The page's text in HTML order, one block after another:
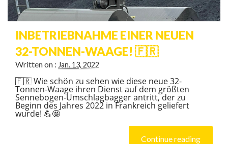
INBETRIEBNAHME EINER NEUEN
32-TONNEN-WAAGE! 🇫🇷
Written on : Jan. 13, 2022
🇫🇷 Wie schön zu sehen wie diese neue 32-
Tonnen-Waage ihren Dienst auf dem größten
Sennebogen-Umschlagbagger antritt, der zu
Beginn des Jahres 2022 in Frankreich geliefert
wurde! 💪🤩
Continue reading